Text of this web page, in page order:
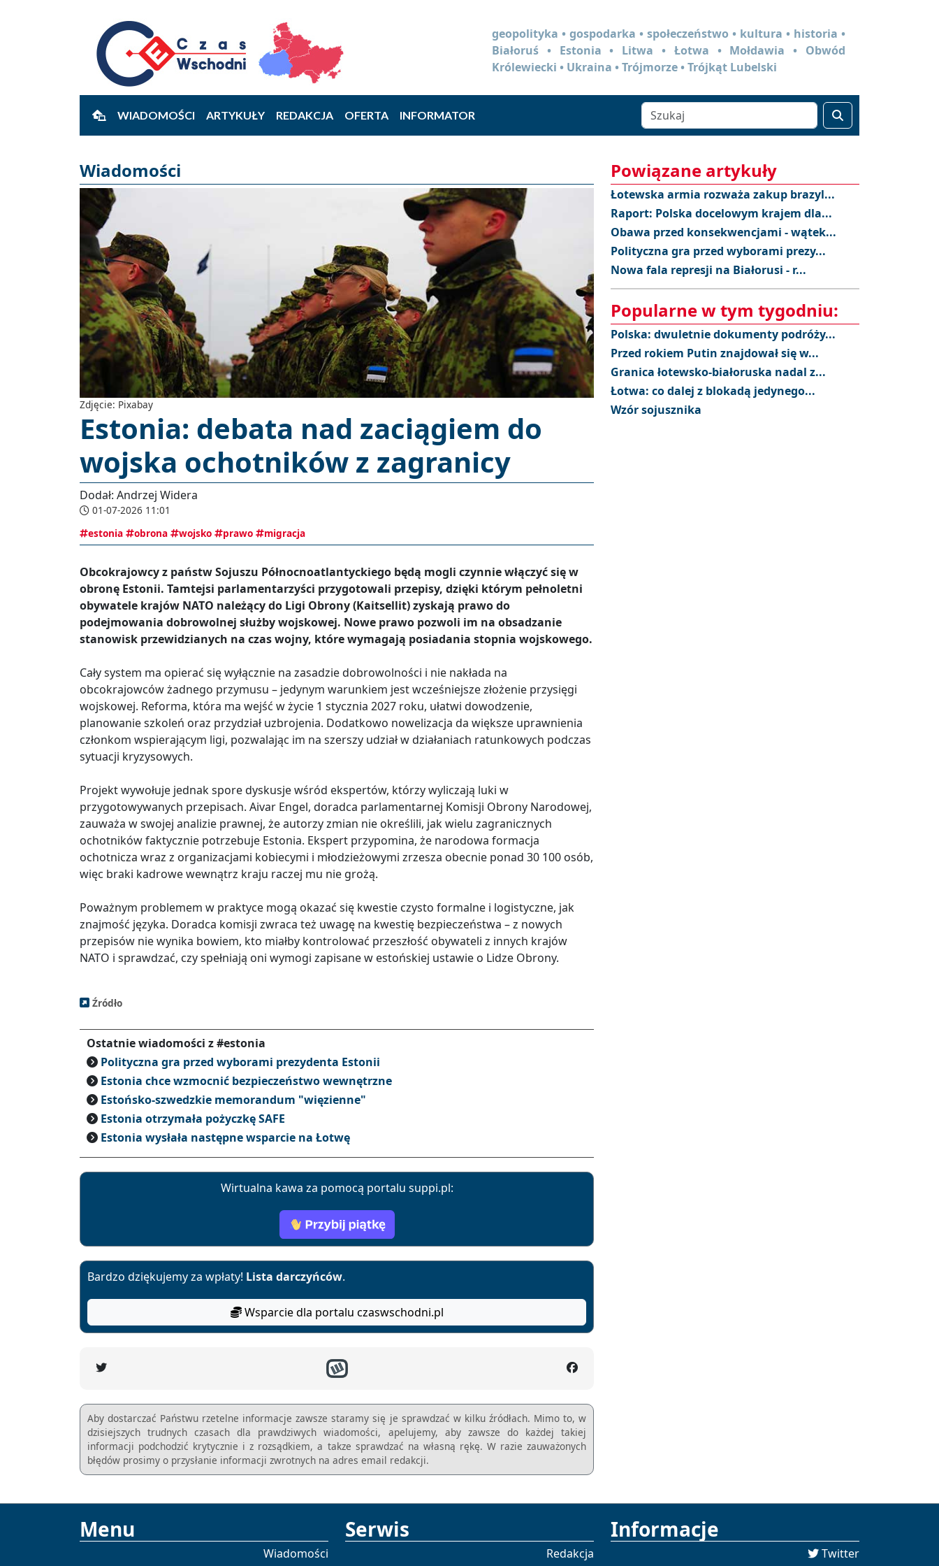
geopolityka • gospodarka • społeczeństwo • kultura • historia •
Białoruś • Estonia • Litwa • Łotwa • Mołdawia • Obwód
Królewiecki • Ukraina • Trójmorze • Trójkąt Lubelski
WIADOMOŚCI ARTYKUŁY REDAKCJA OFERTA INFORMATOR
Wiadomości
Zdjęcie: Pixabay
Estonia: debata nad zaciągiem do
wojska ochotników z zagranicy
Dodał: Andrzej Widera
01-07-2026 11:01
estonia
obrona wojsko prawo migracja
Obcokrajowcy z państw Sojuszu Północnoatlantyckiego będą mogli czynnie włączyć się w
obronę Estonii. Tamtejsi parlamentarzyści przygotowali przepisy, dzięki którym pełnoletni
obywatele krajów NATO należący do Ligi Obrony (Kaitsellit) zyskają prawo do
podejmowania dobrowolnej służby wojskowej. Nowe prawo pozwoli im na obsadzanie
stanowisk przewidzianych na czas wojny, które wymagają posiadania stopnia wojskowego.
Cały system ma opierać się wyłącznie na zasadzie dobrowolności i nie nakłada na
obcokrajowców żadnego przymusu – jedynym warunkiem jest wcześniejsze złożenie przysięgi
wojskowej. Reforma, która ma wejść w życie 1 stycznia 2027 roku, ułatwi dowodzenie,
planowanie szkoleń oraz przydział uzbrojenia. Dodatkowo nowelizacja da większe uprawnienia
członkom wspierającym ligi, pozwalając im na szerszy udział w działaniach ratunkowych podczas
sytuacji kryzysowych.
Projekt wywołuje jednak spore dyskusje wśród ekspertów, którzy wyliczają luki w
przygotowywanych przepisach. Aivar Engel, doradca parlamentarnej Komisji Obrony Narodowej,
zauważa w swojej analizie prawnej, że autorzy zmian nie określili, jak wielu zagranicznych
ochotników faktycznie potrzebuje Estonia. Ekspert przypomina, że narodowa formacja
ochotnicza wraz z organizacjami kobiecymi i młodzieżowymi zrzesza obecnie ponad 30 100 osób,
więc braki kadrowe wewnątrz kraju raczej mu nie grożą.
Poważnym problemem w praktyce mogą okazać się kwestie czysto formalne i logistyczne, jak
znajmość języka. Doradca komisji zwraca też uwagę na kwestię bezpieczeństwa – z nowych
przepisów nie wynika bowiem, kto miałby kontrolować przeszłość obywateli z innych krajów
NATO i sprawdzać, czy spełniają oni wymogi zapisane w estońskiej ustawie o Lidze Obrony.
Źródło
Ostatnie wiadomości z #estonia
Polityczna gra przed wyborami prezydenta Estonii
Estonia chce wzmocnić bezpieczeństwo wewnętrzne
Estońsko-szwedzkie memorandum "więzienne"
Estonia otrzymała pożyczkę SAFE
Estonia wysłała następne wsparcie na Łotwę
Wirtualna kawa za pomocą portalu suppi.pl:
Bardzo dziękujemy za wpłaty! Lista darczyńców.
Wsparcie dla portalu czaswschodni.pl
Aby dostarczać Państwu rzetelne informacje zawsze staramy się je sprawdzać w kilku źródłach. Mimo to, w
dzisiejszych trudnych czasach dla prawdziwych wiadomości, apelujemy, aby zawsze do każdej takiej
informacji podchodzić krytycznie i z rozsądkiem, a takze sprawdzać na własną rękę. W razie zauważonych
błędów prosimy o przysłanie informacji zwrotnych na adres email redakcji.
Powiązane artykuły
Łotewska armia rozważa zakup brazyl...
Raport: Polska docelowym krajem dla...
Obawa przed konsekwencjami - wątek...
Polityczna gra przed wyborami prezy...
Nowa fala represji na Białorusi - r...
Popularne w tym tygodniu:
Polska: dwuletnie dokumenty podróży...
Przed rokiem Putin znajdował się w...
Granica łotewsko-białoruska nadal z...
Łotwa: co dalej z blokadą jedynego...
Wzór sojusznika
Menu
Wiadomości
Serwis
Redakcja
Informacje
Twitter